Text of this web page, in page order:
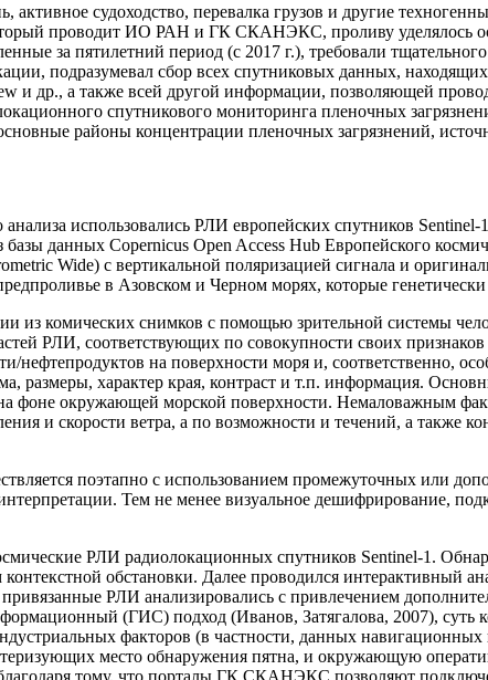
судоходство, перевалка грузов и другие
проводит ИО РАН и ГК СКАНЭКС, проливу
за пятилетний период (с 2017 г.), требовали
подразумевал сбор всех спутниковых данных,
и др., а также всей другой информации, позволяющей
спутникового мониторинга пленочных
районы концентрации пленочных загрязнений,
использовались РЛИ европейских спутников
данных Copernicus Open Access Hub Европейского
Wide) с вертикальной поляризацией сигнала и
в Азовском и Черном морях, которые
из комических снимков с помощью зрительной системы
РЛИ, соответствующих по совокупности своих
нефтепродуктов на поверхности моря и, соответственно,
размеры, характер края, контраст и т.п. информация.
фоне окружающей морской поверхности. Немаловажным
и скорости ветра, а по возможности и течений, а также
поэтапно с использованием промежуточных или
Тем не менее визуальное дешифрирование,
РЛИ радиолокационных спутников Sentinel-1.
обстановки. Далее проводился
РЛИ анализировались с привлечением
(ГИС) подход (Иванов, Затягалова, 2007), суть
факторов (в частности, данных навигационных
место обнаружения пятна, и окружающую
тому, что порталы ГК СКАНЭКС позволяют